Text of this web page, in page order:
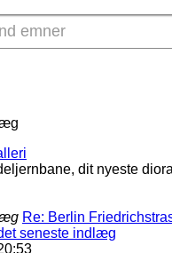
dit nyeste
Re: Berlin
seneste indlæg